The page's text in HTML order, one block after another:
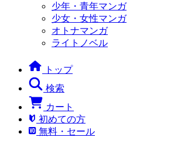
少年・青年マンガ
少女・女性マンガ
オトナマンガ
ライトノベル
トップ
検索
カート
初めての方
無料・セール